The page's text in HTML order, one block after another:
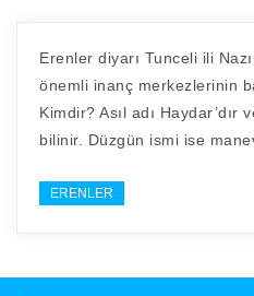
Erenler diyarı Tunceli ili
önemli inanç merkezlerinin
Kimdir? Asıl adı Haydar’dır
bilinir. Düzgün ismi ise
ERENLER